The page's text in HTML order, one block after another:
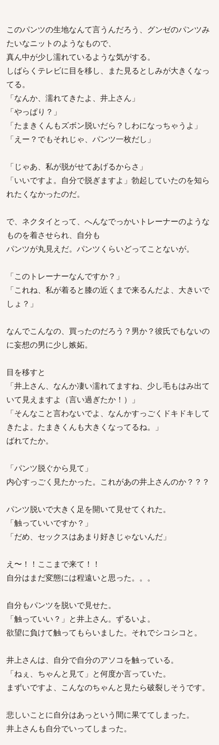
このパンツの生地なんて言うんだろう、グンゼのパンツみ
たいなニットのようなもので、
真ん中が少し濡れているような気がする。
しばらくテレビに目を移し、また見るとしみが大きくなっ
てる。
「なんか、濡れてきたよ、井上さん」
「やっぱり？」
「たまきくんもズボン脱いだら？しわになっちゃうよ」
「えー？でもそれじゃ、パンツ一枚だし」
「じゃあ、私が脱がせてあげるからさ」
「いいですよ。自分で脱ぎますよ」勃起していたのを知ら
れたくなかったのだ。
で、ネクタイとって、へんなでっかいトレーナーのような
ものを着させられ、自分も
パンツが丸見えだ。パンツくらいどってことないが。
「このトレーナーなんですか？」
「これね、私が着ると膝の近くまで来るんだよ、大きいで
しょ？」
なんでこんなの、買ったのだろう？男か？彼氏でもないの
に妄想の男に少し嫉妬。
目を移すと
「井上さん、なんか凄い濡れてますね、少し毛もはみ出て
いて見えますよ（言い過ぎたか！）」
「そんなこと言わないでよ、なんかすっごくドキドキして
きたよ。たまきくんも大きくなってるね。」
ばれてたか。
「パンツ脱ぐから見て」
内心すっごく見たかった。これがあの井上さんのか？？？
パンツ脱いで大きく足を開いて見せてくれた。
「触っていいですか？」
「だめ、セックスはあまり好きじゃないんだ」
え〜！！ここまで来て！！
自分はまだ変態には程遠いと思った。。。
自分もパンツを脱いで見せた。
「触っていい？」と井上さん。ずるいよ。
欲望に負けて触ってもらいました。それでシコシコと。
井上さんは、自分で自分のアソコを触っている。
「ねぇ、ちゃんと見て」と何度か言っていた。
まずいですよ、こんなのちゃんと見たら破裂しそうです。
悲しいことに自分はあっという間に果ててしまった。
井上さんも自分でいってしまった。